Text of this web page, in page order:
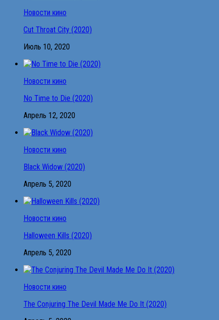
Новости кино
Cut Throat City (2020)
Июль 10, 2020
Новости кино
No Time to Die (2020)
Апрель 12, 2020
Новости кино
Black Widow (2020)
Апрель 5, 2020
Новости кино
Halloween Kills (2020)
Апрель 5, 2020
Новости кино
The Conjuring The Devil Made Me Do It (2020)